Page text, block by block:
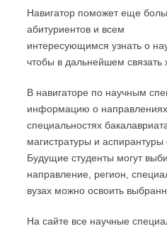
Навигатор поможет еще
абитуриентов и всем
интересующимся узнать о
чтобы в дальнейшем связать
В навигаторе по научным
информацию о направлениях
специальностях
магистратуры и аспирантуры
Будущие студенты могут
направление, регион,
вузах можно освоить
На сайте все научные